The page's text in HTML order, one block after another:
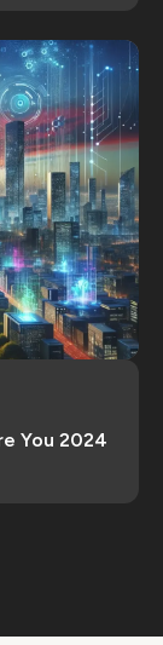
You 2024